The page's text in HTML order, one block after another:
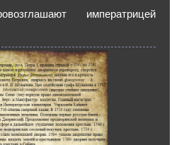
императрицей